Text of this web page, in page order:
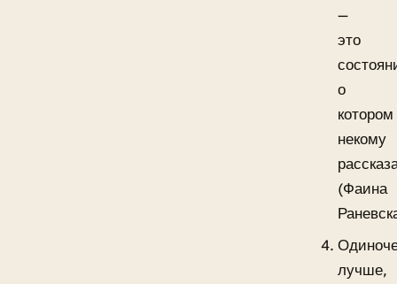
—
это
о
котором
некому
(Фаина
лучше,